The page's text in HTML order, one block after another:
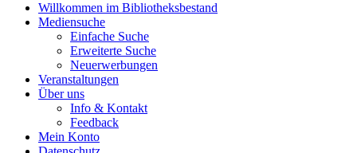
Willkommen im Bibliotheksbestand
Mediensuche
Einfache Suche
Erweiterte Suche
Neuerwerbungen
Veranstaltungen
Über uns
Info & Kontakt
Feedback
Mein Konto